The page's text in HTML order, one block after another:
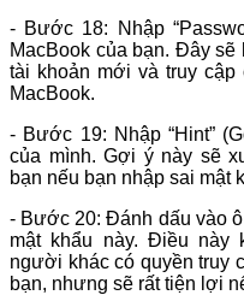
- Bước 18: Nhập
MacBook của bạn. Đây
tài khoản mới và truy cập
MacBook.
- Bước 19: Nhập “Hint”
của mình. Gợi ý này sẽ
bạn nếu bạn nhập sai mật
- Bước 20: Đánh dấu vào
mật khẩu này. Điều này
người khác có quyền truy
bạn, nhưng sẽ rất tiện lợi